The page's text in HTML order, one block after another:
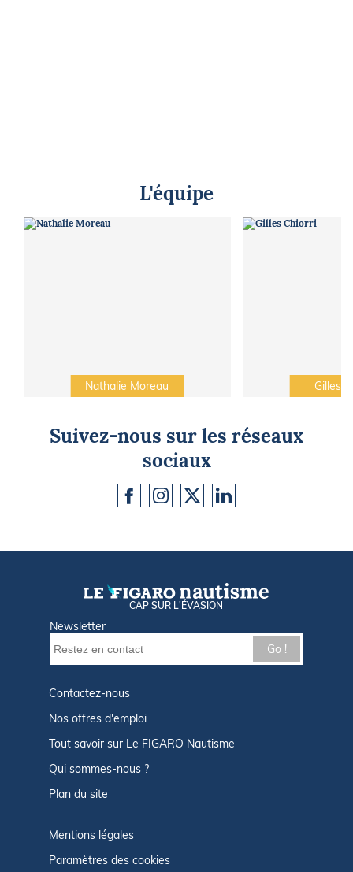
L'équipe
Nathalie Moreau Gilles
Suivez-nous sur les réseaux
sociaux
CAP SUR L'ÉVASION
Newsletter
Go !
Contactez-nous
Nos offres d'emploi
Tout savoir sur Le FIGARO Nautisme
Qui sommes-nous ?
Plan du site
Mentions légales
Paramètres des cookies